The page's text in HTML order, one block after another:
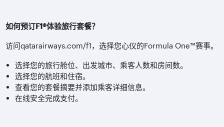
如何预订F1®体验旅行套餐？
访问qatarairways.com/f1，选择您心仪的Formula One™赛事。
选择您的旅行舱位、出发城市、乘客人数和房间数。
选择您的航班和住宿。
查看您的套餐摘要并添加乘客详细信息。
在线安全完成支付。